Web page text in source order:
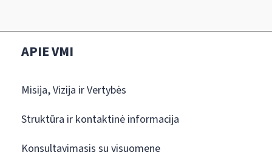
APIE VMI
Misija, Vizija ir Vertybės
Struktūra ir kontaktinė informacija
Konsultavimasis su visuomene